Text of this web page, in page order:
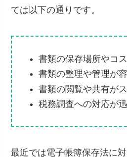
ては以下の通りです。
書類の保存場所やコ
書類の整理や管理が
書類の閲覧や共有が
税務調査への対応が
最近では電子帳簿保存法に